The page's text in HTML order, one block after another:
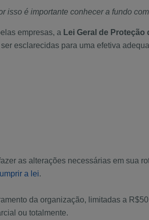
é importante conhecer a fundo
empresas, a Lei Geral de Proteção
esclarecidas para uma efetiva
as alterações necessárias em sua
a lei.
da organização, limitadas a
ou totalmente.